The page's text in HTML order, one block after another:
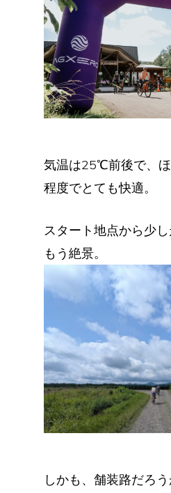
気温は25℃前後で、ほ
程度でとても快適。
スタート地点から少し
もう絶景。
しかも、舗装路だろ